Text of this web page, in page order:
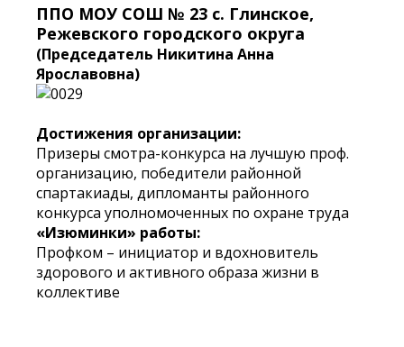
ППО МОУ СОШ № 23 с. Глинское,
Режевского городского округа
(Председатель Никитина Анна
Ярославовна)
Достижения организации:
Призеры смотра-конкурса на лучшую проф.
организацию, победители районной
спартакиады, дипломанты районного
конкурса уполномоченных по охране труда
«Изюминки» работы:
Профком – инициатор и вдохновитель
здорового и активного образа жизни в
коллективе